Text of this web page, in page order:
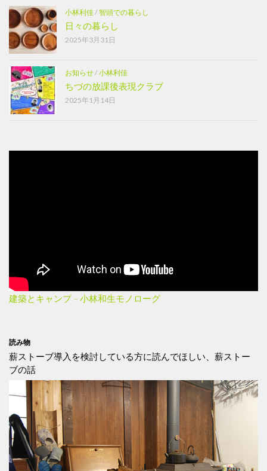
小林利佳/智頭での暮らし
日々の暮らし
2025年3月31日
お知らせ/小林利佳
ちづの放課後表現クラブ
2025年1月14日
建築とキャンプ – 小林和生モノローグ
読み物
薪ストーブ導入を検討している方に読んでほしい、薪ストー
ブの話